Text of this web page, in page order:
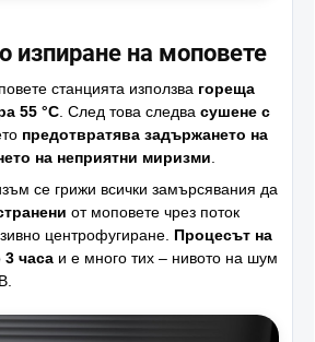
изпиране на моповете
станцията използва гореща
55 °C . След това следва сушене с
предотвратява задържането на
на неприятни миризми
се грижи всички замърсявания да
от моповете чрез поток
центрофугиране. Процесът на
3 часа и е много тих – нивото на шум